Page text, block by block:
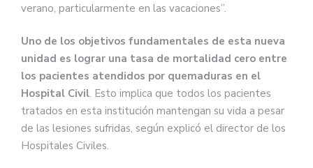
verano, particularmente en las vacaciones”.
Uno de los objetivos fundamentales de esta nueva
unidad es lograr una tasa de mortalidad cero entre
los pacientes atendidos por quemaduras en el
Hospital Civil. Esto implica que todos los pacientes
tratados en esta institución mantengan su vida a pesar
de las lesiones sufridas, según explicó el director de los
Hospitales Civiles.